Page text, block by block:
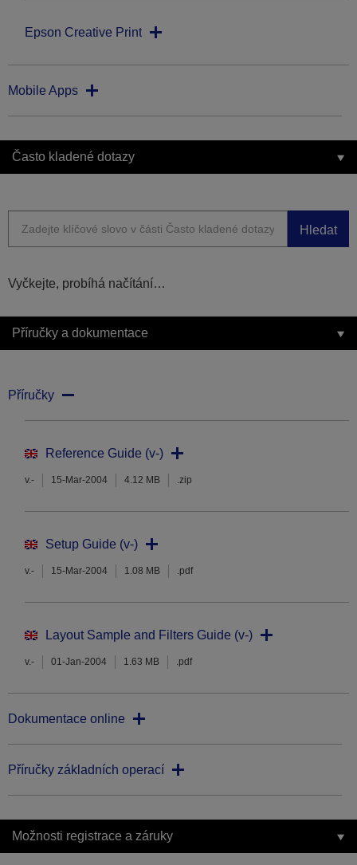
Epson Creative Print
Mobile Apps
Často kladené dotazy
Hledat
Vyčkejte, probíhá načítání…
Příručky a dokumentace
Příručky
Reference Guide (v-)
v.- 15-Mar-2004 4.12 MB .zip
Setup Guide (v-)
v.- 15-Mar-2004 1.08 MB .pdf
Layout Sample and Filters Guide (v-)
v.- 01-Jan-2004 1.63 MB .pdf
Dokumentace online
Příručky základních operací
Možnosti registrace a záruky